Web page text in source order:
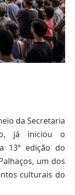
da Secretaria
já iniciou o
13ª edição do
um dos
culturais do